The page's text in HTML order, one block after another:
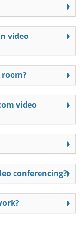
video
room?
video
conferencing?